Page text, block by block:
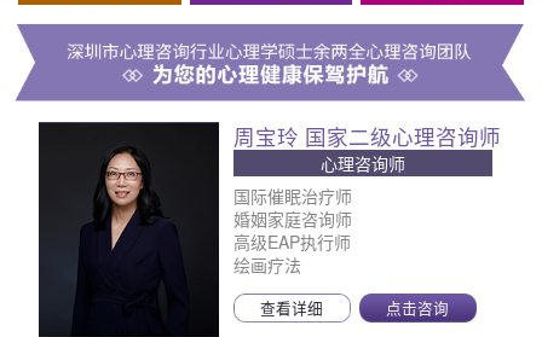
周宝玲 国家二级心理咨询师
心理咨询师
国际催眠治疗师
婚姻家庭咨询师
高级EAP执行师
绘画疗法
查看详细 点击咨询